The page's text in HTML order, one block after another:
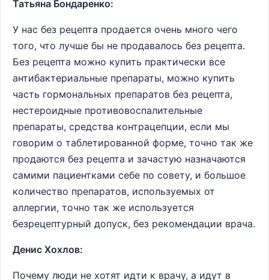
Татьяна Бондаренко:
У нас без рецепта продается очень много чего
того, что лучше бы не продавалось без рецепта.
Без рецепта можно купить практически все
антибактериальные препараты, можно купить
часть гормональных препаратов без рецепта,
нестероидные противовоспалительные
препараты, средства контрацепции, если мы
говорим о таблетированной форме, точно так же
продаются без рецепта и зачастую назначаются
самими пациентками себе по совету, и большое
количество препаратов, используемых от
аллергии, точно так же используется
безрецептурный допуск, без рекомендации врача.
Денис Хохлов:
Почему люди не хотят идти к врачу, а идут в